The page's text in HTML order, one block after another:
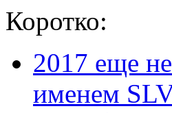
Коротко:
2017 еще
именем